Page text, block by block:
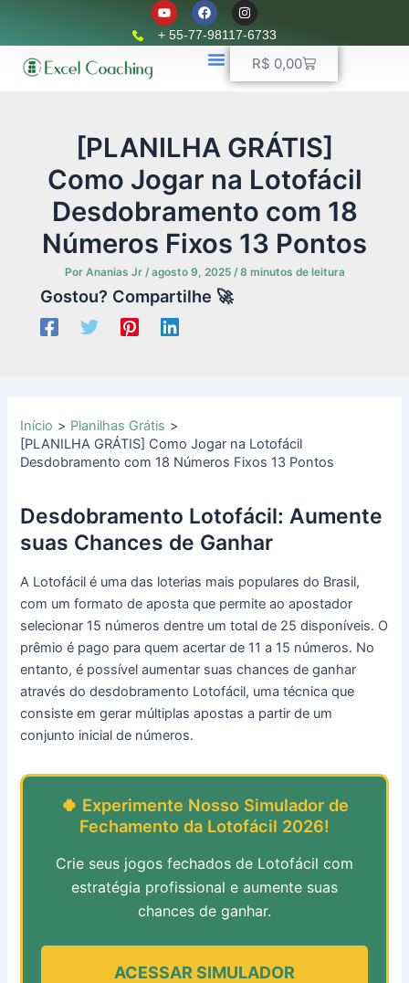
conteúdo
Y
o
u
t
F
a
c
e
b
o
I
n
s
t
r
+ 55-77-98117-6733
R$ 0,00Carrinho
[PLANILHA GRÁTIS]
Como Jogar na Lotofácil
Desdobramento com 18
Números Fixos 13 Pontos
Por Ananias Jr /agosto 9, 2025 /8 minutos de leitura
Gostou? Compartilhe 🚀
Início
Planilhas Grátis
[PLANILHA GRÁTIS] Como Jogar na Lotofácil
Desdobramento com 18 Números Fixos 13 Pontos
Desdobramento Lotofácil: Aumente
suas Chances de Ganhar
A Lotofácil é uma das loterias mais populares do Brasil,
com um formato de aposta que permite ao apostador
selecionar 15 números dentre um total de 25 disponíveis. O
prêmio é pago para quem acertar de 11 a 15 números. No
entanto, é possível aumentar suas chances de ganhar
através do desdobramento Lotofácil, uma técnica que
consiste em gerar múltiplas apostas a partir de um
conjunto inicial de números.
🍀 Experimente Nosso Simulador de
Fechamento da Lotofácil 2026!
Crie seus jogos fechados de Lotofácil com
estratégia profissional e aumente suas
chances de ganhar.
ACESSAR SIMULADOR